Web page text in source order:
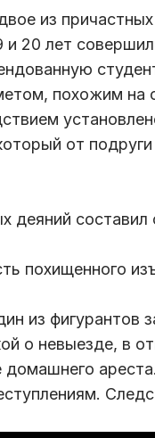
из
20 лет
похожим на
от
составил
похищенного
из фигурантов
о невыезде, в